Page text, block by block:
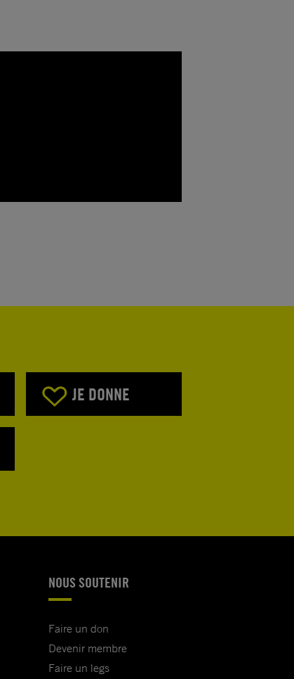
JE DONNE
NOUS SOUTENIR
Faire un don
Devenir membre
Faire un legs